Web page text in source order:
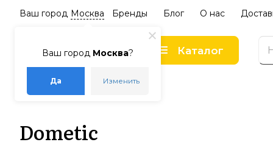
Ваш город Москва?
Да Изменить
Ваш город Москва Бренды Блог О нас
Каталог
Главная – Бренды
Dometic